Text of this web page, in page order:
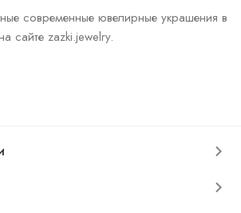
современные ювелирные украшения в
сайте zazki.jewelry.